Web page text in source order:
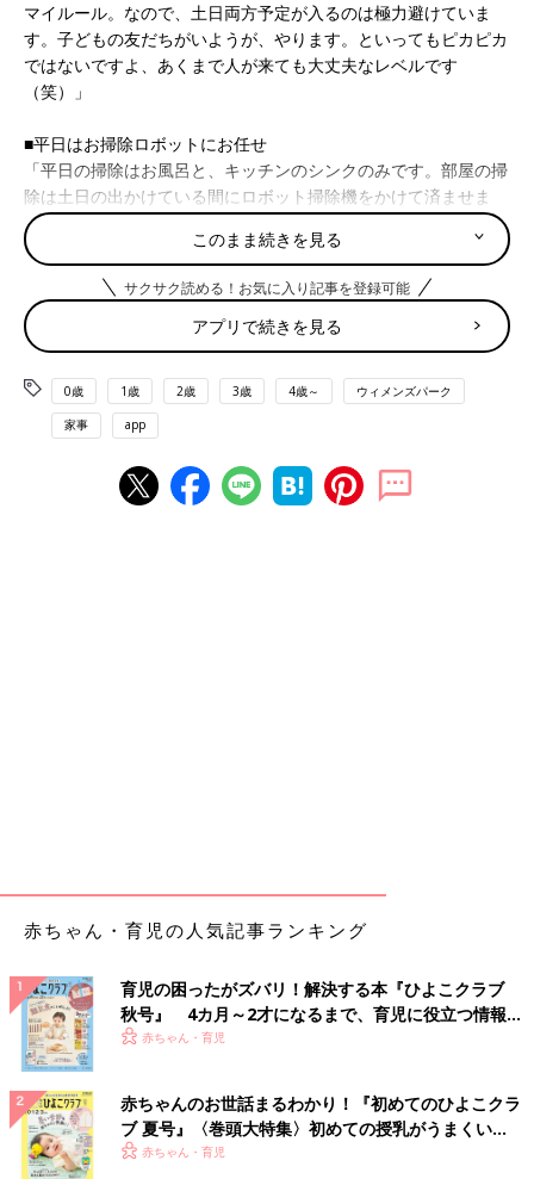
マイルール。なので、土日両方予定が入るのは極力避けていま
す。子どもの友だちがいようが、やります。といってもピカピカ
ではないですよ、あくまで人が来ても大丈夫なレベルです
（笑）」
■平日はお掃除ロボットにお任せ
「平日の掃除はお風呂と、キッチンのシンクのみです。部屋の掃
除は土日の出かけている間にロボット掃除機をかけて済ませま
す。その後、気になる所や脱衣所にハンディ掃除機をかけます。
トイレや洗面所は朝、誰も起きてこないうちにサッとやっていま
す。初期投資を惜しまずロボット掃除機を導入するとラクです」
■掃除は土曜日にルーチン化
「平日はほぼ掃除はしていません。掃除は土曜日の午前と決めて
います。夫がテニス、子どもが遊びに行く10時から掃除をかけて
います。自分の趣味の時間は、土曜の夕方と日曜の昼のジムなの
で、やるべきことは、先にさっさとすませておこうということ
■平日は気になったところだけ
掃除はお風呂入った後に、床の掃除は出勤前に主に夫がやってい
ます。夫はハウスダストアレルギーがあるので流れで床掃除はや
■家電が大活躍、大掃除は外注
「モノを減らす、お掃除ロボとハンディタイプの掃除機でサッ
と、大掃除は外注という状態です。基本的に平日の掃除はしませ
ん。気になった時にちょっとハンディ掃除機で吸うぐらい…。土
日に家族で出かける直前に散らばっているものを定位置に片づ
け、お掃除ロボをセット。ずっとその暮らしなので、家にあるも
のは掃除ロボの妨げにならないことが第一条件(笑)」
このまま続きを見る
サクサク読める！お気に入り記事を登録可能
アプリで続きを見る
0歳 1歳 2歳 3歳 4歳～ ウィメンズパーク
家事 app
赤ちゃん・育児の人気記事ランキング
育児の困ったがズバリ！解決する本『ひよこクラブ
秋号』 4カ月～2才になるまで、育児に役立つ情報が
いっぱい！
赤ちゃん・育児
赤ちゃんのお世話まるわかり！『初めてのひよこクラ
ブ 夏号』〈巻頭大特集〉初めての授乳がうまくい
く！ おっぱい・ミルクの基本と夏のトラブル 解決テ
赤ちゃん・育児